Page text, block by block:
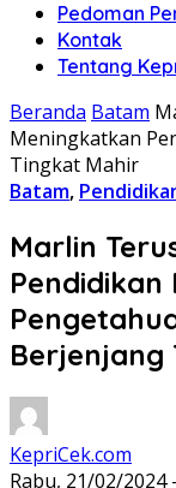
Pedoman
Kontak
Tentang
Beranda Batam
Meningkatkan
Tingkat Mahir
Batam,
Marlin
Pendidikan
Berjenjang
KepriCek.com
Rabu, 21/02/2024